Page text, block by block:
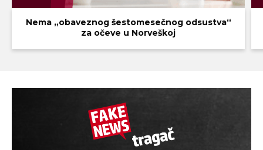
Nema „obaveznog šestomesečnog odsustva“
za očeve u Norveškoj